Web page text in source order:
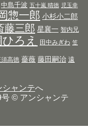
中島千波 五十嵐 晴徳 児玉幸
惣一郎 小杉小二郎
藤三郎 星襄一 智内兄
ろえ 田中みぎわ 笠
高徳 薔薇 藤田嗣治 遠
シャンテへ
© アンシャンテ